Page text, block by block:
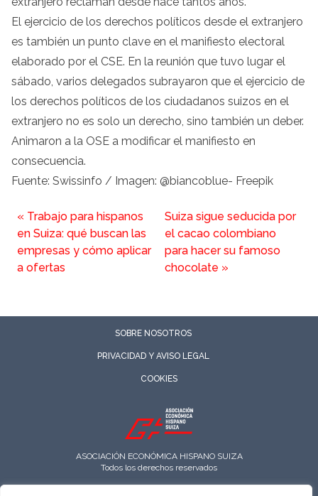
El ejercicio de los derechos políticos desde el extranjero
es también un punto clave en el manifiesto electoral
elaborado por el CSE. En la reunión que tuvo lugar el
sábado, varios delegados subrayaron que el ejercicio de
los derechos políticos de los ciudadanos suizos en el
extranjero no es solo un derecho, sino también un deber.
Animaron a la OSE a modificar el manifiesto en
consecuencia.
Fuente: Swissinfo / Imagen: @biancoblue- Freepik
« Trabajo para hispanos
en Suiza: qué buscan las
empresas y cómo aplicar
a ofertas
Suiza sigue seducida por
el cacao colombiano
para hacer su famoso
chocolate »
SOBRE NOSOTROS
PRIVACIDAD Y AVISO LEGAL
COOKIES
ASOCIACIÓN ECONÓMICA HISPANO SUIZA
Todos los derechos reservados